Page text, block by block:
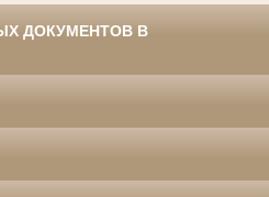
ДОКУМЕНТОВ В